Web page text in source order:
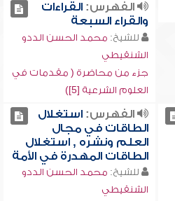
الفهرس:القراءات
والقراء السبعة
للشيخ: محمد الحسن الددو
الشنقيطي
جزء من محاضرة ( مقدمات في
العلوم الشرعية [5])
الفهرس:استغلال
الطاقات في مجال
العلم ونشره , استغلال
الطاقات المهدرة في الأمة
للشيخ: محمد الحسن الددو
الشنقيطي